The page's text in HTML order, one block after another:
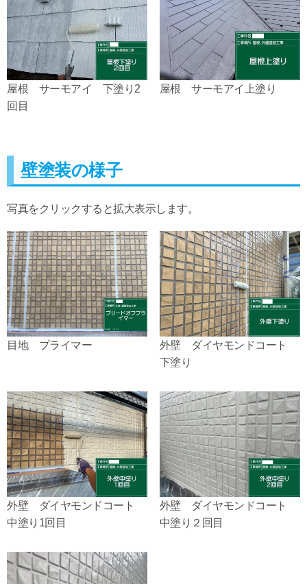
屋根 サーモアイ 下塗り2
回目
屋根 サーモアイ上塗り
壁塗装の様子
写真をクリックすると拡大表示します。
目地 プライマー
外壁 ダイヤモンドコート
下塗り
外壁 ダイヤモンドコート
中塗り1回目
外壁 ダイヤモンドコート
中塗り２回目